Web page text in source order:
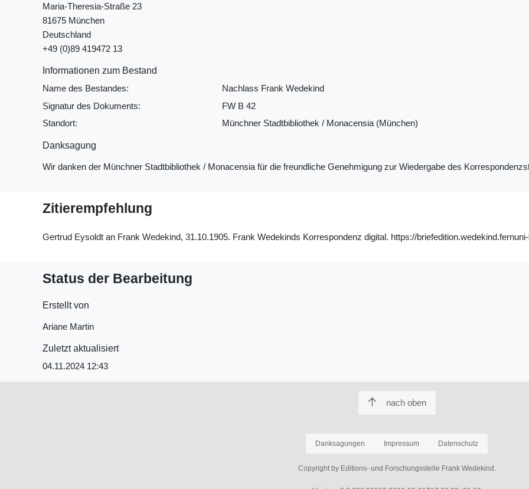
Maria-Theresia-Straße 23
81675 München
Deutschland
+49 (0)89 419472 13
Informationen zum Bestand
Name des Bestandes:
Nachlass Frank Wedekind
Signatur des Dokuments:
FW B 42
Standort:
Münchner Stadtbibliothek / Monacensia (München)
Danksagung
Wir danken der Münchner Stadtbibliothek / Monacensia für die freundliche Genehmigung zur Wiedergabe des
Zitierempfehlung
Gertrud Eysoldt an Frank Wedekind, 31.10.1905. Frank Wedekinds Korrespondenz digital. https://
Status der Bearbeitung
Erstellt von
Ariane Martin
Zuletzt aktualisiert
04.11.2024 12:43
nach oben
Danksagungen Impressum Datenschutz
Copyright by Editions- und Forschungsstelle Frank Wedekind.